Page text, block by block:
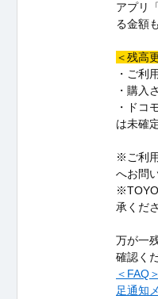
アプリ
る金額
＜残高
・ご利
・購入
・ドコ
は未確
※ご利
へお問
承くだ
万が一
確認く
＜FAQ
足通知